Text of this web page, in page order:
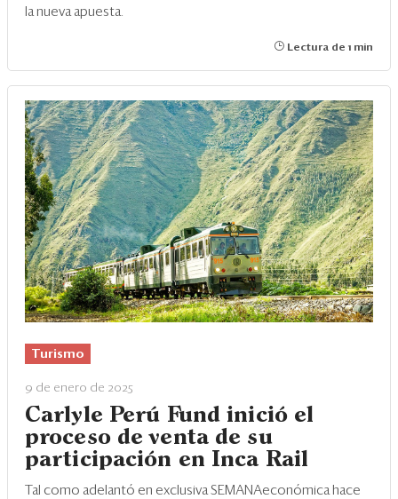
la nueva apuesta.
Lectura de 1 min
Turismo
9 de enero de 2025
Carlyle Perú Fund inició el
proceso de venta de su
participación en Inca Rail
Tal como adelantó en exclusiva SEMANAeconómica hace